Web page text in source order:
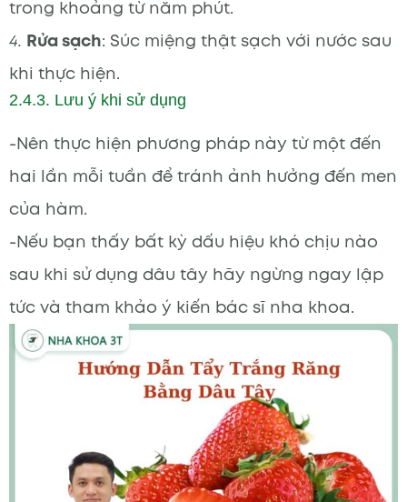
trong khoảng từ năm phút.
4. Rửa sạch: Súc miệng thật sạch với nước sau
khi thực hiện.
2.4.3. Lưu ý khi sử dụng
-Nên thực hiện phương pháp này từ một đến
hai lần mỗi tuần để tránh ảnh hưởng đến men
của hàm.
-Nếu bạn thấy bất kỳ dấu hiệu khó chịu nào
sau khi sử dụng dâu tây hãy ngừng ngay lập
tức và tham khảo ý kiến bác sĩ nha khoa.